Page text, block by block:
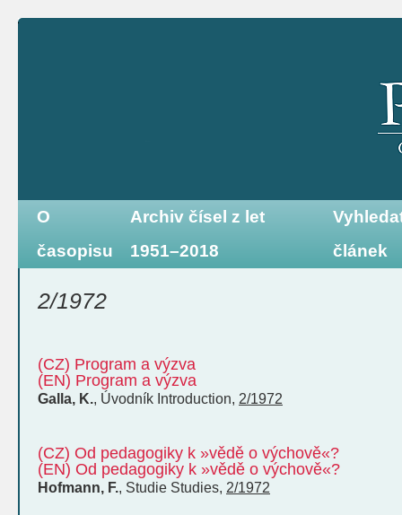
O
časopisu
Archiv čísel z let
1951–2018
článek
2/1972
(CZ) Program a výzva
(EN) Program a výzva
Galla, K., Úvodník Introduction, 2/1972
(CZ) Od pedagogiky k »vědě o výchově«?
(EN) Od pedagogiky k »vědě o výchově«?
Hofmann, F., Studie Studies, 2/1972